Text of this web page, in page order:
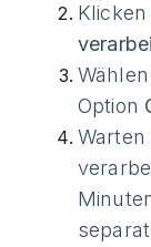
Option
Warten